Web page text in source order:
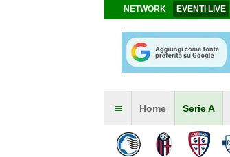
NETWORK EVENTI LIVE
Home Serie A